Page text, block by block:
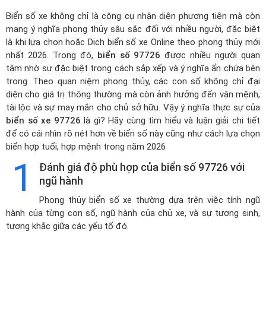
Biển số xe không chỉ là công cụ nhận diện phương tiện mà còn
mang ý nghĩa phong thủy sâu sắc đối với nhiều người, đặc biệt
là khi lựa chọn hoặcDịch biển số xe Online theo phong thủy mới
nhất 2026. Trong đó, biển số 97726 được nhiều người quan
tâm nhờ sự đặc biệt trong cách sắp xếp và ý nghĩa ẩn chứa bên
trong. Theo quan niệm phong thủy, các con số không chỉ đại
diện cho giá trị thông thường mà còn ảnh hưởng đến vận mệnh,
tài lộc và sự may mắn cho chủ sở hữu. Vậy ý nghĩa thực sự của
biển số xe 97726 là gì? Hãy cùng tìm hiểu và luận giải chi tiết
để có cái nhìn rõ nét hơn về biển số này cũng như cách lựa chọn
biển hợp tuổi, hợp mệnh trong năm 2026
1
Đánh giá độ phù hợp của biển số 97726 với
ngũ hành
Phong thủy biển số xe thường dựa trên việc tính ngũ
hành của từng con số, ngũ hành của chủ xe, và sự tương sinh,
tương khắc giữa các yếu tố đó.